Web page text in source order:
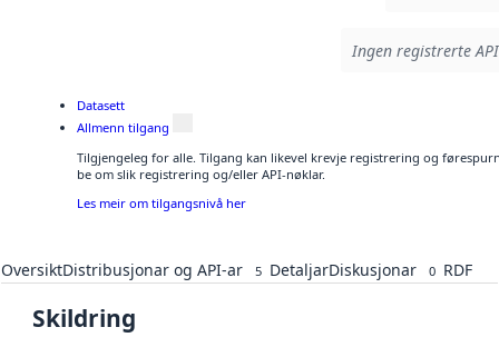
Ingen registrerte
Datasett
Allmenn tilgang
Tilgjengeleg for alle. Tilgang kan likevel krevje registrering og
be om slik registrering og/eller API-nøklar.
Les meir om tilgangsnivå her
OversiktDistribusjonar og API-ar 5 DetaljarDiskusjonar 0 RDF
Skildring